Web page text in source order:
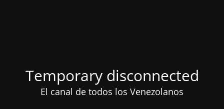
Temporary disconnected
El canal de todos los Venezolanos